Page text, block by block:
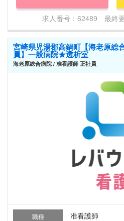
求人番号：62489 最終
宮崎県児湯郡高鍋町【海老原総
員】一般病院★透析室
海老原総合病院 / 准看護師 正社員
職種 准看護師